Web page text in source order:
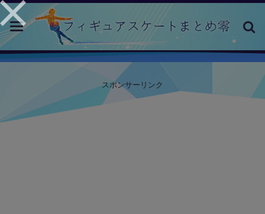
toggle
navigation
スポンサーリンク